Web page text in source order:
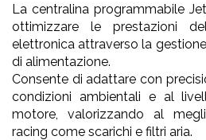
La centralina programmabile
ottimizzare le prestazioni
elettronica attraverso la
di alimentazione.
Consente di adattare con
condizioni ambientali e al
motore, valorizzando al
racing come scarichi e filtri aria.